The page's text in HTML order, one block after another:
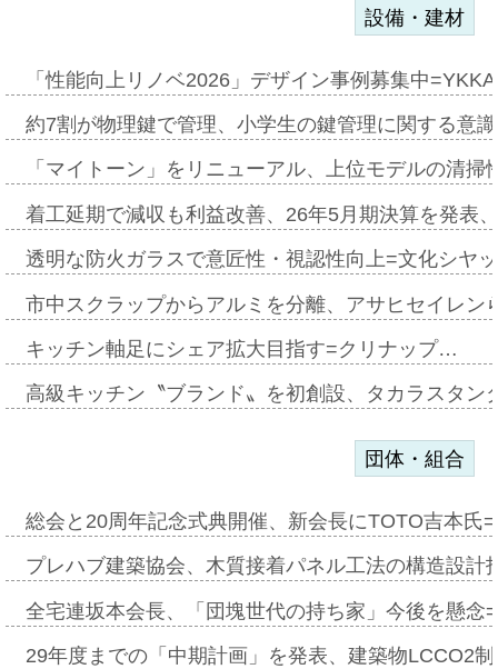
設備・建材
「性能向上リノベ2026」デザイン事例募集中
約7割が物理鍵で管理、小学生の鍵管理に関する意
「マイトーン」をリニューアル、上位モデルの清
着工延期で減収も利益改善、26年5月期決算を発表
透明な防火ガラスで意匠性・視認性向上=文化シヤ
市中スクラップからアルミを分離、アサヒセイレ
キッチン軸足にシェア拡大目指す=クリナップ…
高級キッチン〝ブランド〟を初創設、タカラスタ
団体・組合
総会と20周年記念式典開催、新会長にTOTO吉本氏
プレハブ建築協会、木質接着パネル工法の構造設
全宅連坂本会長、「団塊世代の持ち家」今後を懸
29年度までの「中期計画」を発表、建築物LCCO2